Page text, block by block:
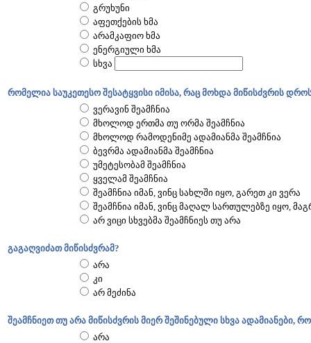
გრუხუნი
აფეთქების ხმა
არამკაფიო ხმა
ენერგიული ხმა
სხვა
რომელია საუკეთესო შესატყვისი იმისა, რაც მოხდა მიწისძვრის
ვერავინ შეამჩნია
მხოლოდ ერთმა თუ ორმა შეამჩნია
მხოლოდ რამოდენიმე ადამიანმა შეამჩნია
ბევრმა ადამიანმა შეამჩნია
უმეტესობამ შეამჩნია
ყველამ შეამჩნია
შეამჩნია იმან, ვინც სახლში იყო, გარეთ კი ვერა
შეამჩნია იმან, ვინც მაღალ სართულებზე იყო,
არ ვიცი სხვებმა შეამჩნიეს თუ არა
გაგაღვიძათ მიწისძვრამ?
არა
კი
არ მეძინა
შეამჩნიეთ თუ არა მიწისძვრის მიერ შეშინებული სხვა ადამიანები,
არა